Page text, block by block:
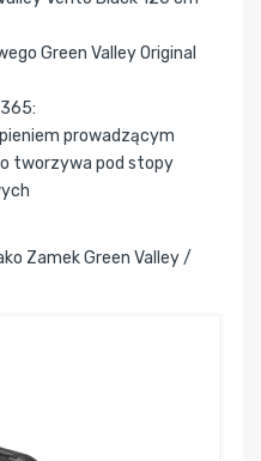
Green Valley Original
prowadzącym
tworzywa pod stopy
Zamek Green Valley /